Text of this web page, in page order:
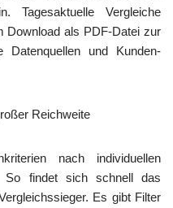
Tagesaktuelle Vergleiche
Download als PDF-Datei zur
Datenquellen und Kunden-
nach individuellen
So findet sich schnell das
Es gibt Filter